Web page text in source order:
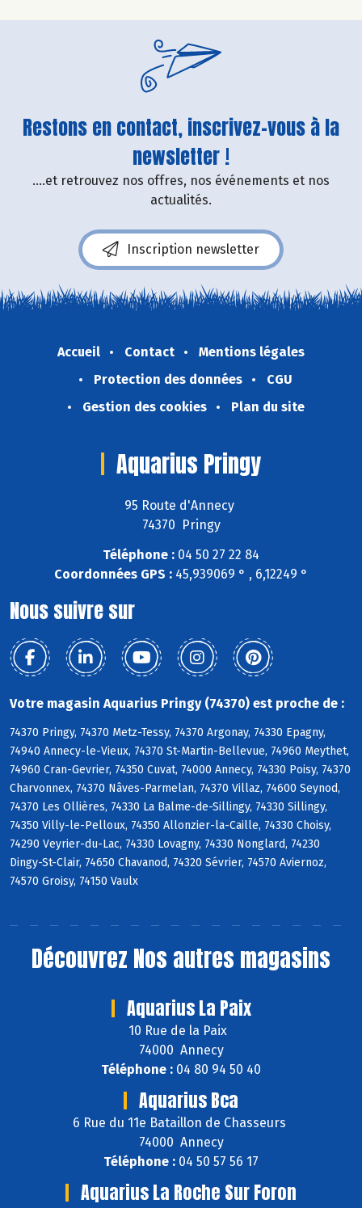
Restons en contact, inscrivez-vous à la
newsletter !
....et retrouvez nos offres, nos événements et nos
actualités.
Inscription newsletter
Accueil Contact
Mentions légales
Protection des données
CGU
Gestion des cookies
Plan du site
Aquarius Pringy
95 Route d'Annecy
74370 Pringy
Téléphone : 04 50 27 22 84
Coordonnées GPS : 45,939069 ° , 6,12249 °
Nous suivre sur
Votre magasin Aquarius Pringy (74370) est proche de :
74370 Pringy, 74370 Metz-Tessy, 74370 Argonay, 74330 Epagny,
74940 Annecy-le-Vieux, 74370 St-Martin-Bellevue, 74960 Meythet,
74960 Cran-Gevrier, 74350 Cuvat, 74000 Annecy, 74330 Poisy, 74370
Charvonnex, 74370 Nâves-Parmelan, 74370 Villaz, 74600 Seynod,
74370 Les Ollières, 74330 La Balme-de-Sillingy, 74330 Sillingy,
74350 Villy-le-Pelloux, 74350 Allonzier-la-Caille, 74330 Choisy,
74290 Veyrier-du-Lac, 74330 Lovagny, 74330 Nonglard, 74230
Dingy-St-Clair, 74650 Chavanod, 74320 Sévrier, 74570 Aviernoz,
74570 Groisy, 74150 Vaulx
Découvrez Nos autres magasins
Aquarius La Paix
10 Rue de la Paix
74000 Annecy
Téléphone : 04 80 94 50 40
Aquarius Bca
6 Rue du 11e Bataillon de Chasseurs
74000 Annecy
Téléphone : 04 50 57 56 17
Aquarius La Roche Sur Foron